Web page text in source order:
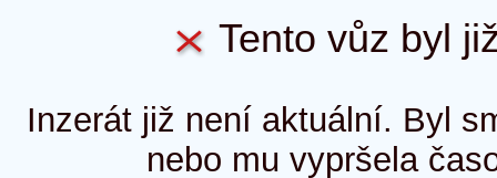
Tento vůz byl
Inzerát již není aktuální. Byl
nebo mu vypršela